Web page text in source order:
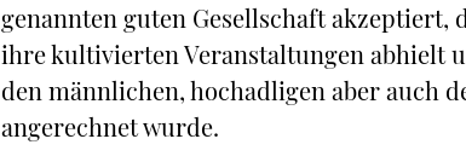
genannten guten Gesellschaft akzeptiert,
ihre kultivierten Veranstaltungen abhielt
den männlichen, hochadligen aber auch
angerechnet wurde.